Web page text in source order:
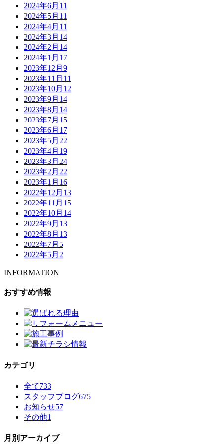
2024年6月 11
2024年5月 11
2024年4月 11
2024年3月 14
2024年2月 14
2024年1月 17
2023年12月 9
2023年11月 11
2023年10月 12
2023年9月 14
2023年8月 14
2023年7月 15
2023年6月 17
2023年5月 22
2023年4月 19
2023年3月 24
2023年2月 22
2023年1月 16
2022年12月 13
2022年11月 15
2022年10月 14
2022年9月 13
2022年8月 13
2022年7月 5
2022年5月 2
INFORMATION
おすすめ情報
カテゴリ
全て733
スタッフブログ675
お知らせ57
その他1
月別アーカイブ